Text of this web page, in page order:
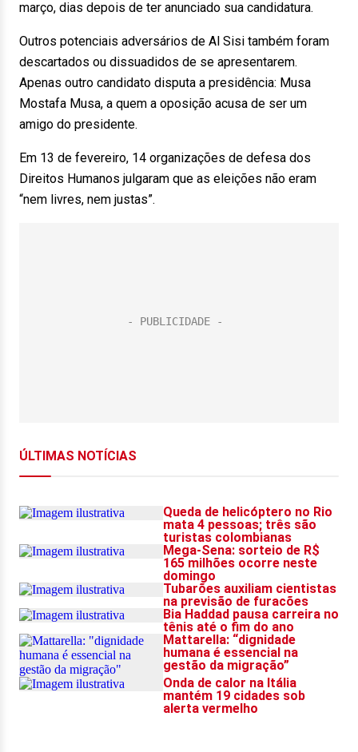
março, dias depois de ter anunciado sua candidatura.
Outros potenciais adversários de Al Sisi também foram
descartados ou dissuadidos de se apresentarem.
Apenas outro candidato disputa a presidência: Musa
Mostafa Musa, a quem a oposição acusa de ser um
amigo do presidente.
Em 13 de fevereiro, 14 organizações de defesa dos
Direitos Humanos julgaram que as eleições não eram
“nem livres, nem justas”.